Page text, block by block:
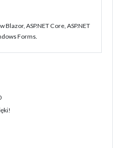
ASP.NET Core, ASP.NET
Forms.